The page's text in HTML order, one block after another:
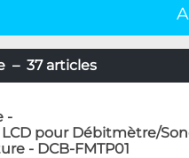
– 37 articles
-
pour Débitmètre/
- DCB-FMTP01